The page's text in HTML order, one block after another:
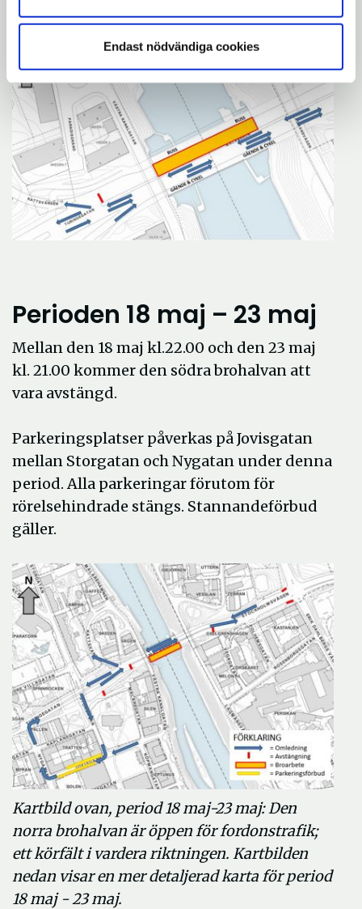
Endast nödvändiga cookies
peridod 11 maj-16 maj.
Perioden 18 maj – 23 maj
Mellan den 18 maj kl.22.00 och den 23 maj
kl. 21.00 kommer den södra brohalvan att
vara avstängd.
Parkeringsplatser påverkas på Jovisgatan
mellan Storgatan och Nygatan under denna
period. Alla parkeringar förutom för
rörelsehindrade stängs. Stannandeförbud
gäller.
Kartbild ovan, period 18 maj-23 maj: Den
norra brohalvan är öppen för fordonstrafik;
ett körfält i vardera riktningen. Kartbilden
nedan visar en mer detaljerad karta för period
18 maj - 23 maj.